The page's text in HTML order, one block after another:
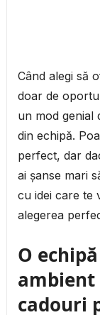
Când alegi să
doar de
un mod genial
din echipă.
perfect, dar
ai șanse mari
cu idei care te
alegerea
O
ambient
cadouri